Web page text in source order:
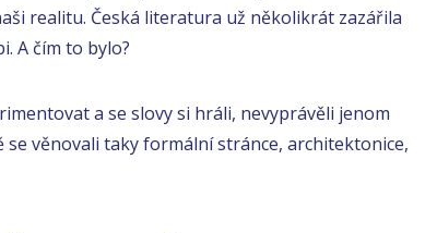
realitu. Česká literatura už několikrát zazářila
A čím to bylo?
a se slovy si hráli, nevyprávěli jenom
se věnovali taky formální stránce, architektonice,